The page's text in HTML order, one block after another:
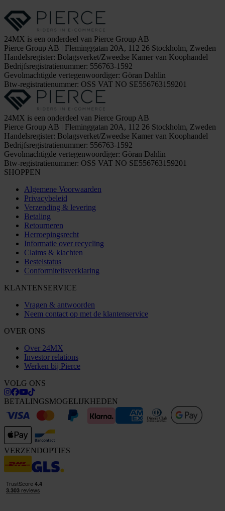
24MX is een onderdeel van Pierce Group AB
Pierce Group AB | Fleminggatan 20A, 112 26 Stockholm, Zweden
Handelsregister: Bolagsverket/Zweedse Kamer van Koophandel
Bedrijfsregistratienummer: 556763-1592
Gevolmachtigde vertegenwoordiger: Göran Dahlin
Btw-registratienummer: OSS VAT NO SE556763159201
24MX is een onderdeel van Pierce Group AB
Pierce Group AB | Fleminggatan 20A, 112 26 Stockholm, Zweden
Handelsregister: Bolagsverket/Zweedse Kamer van Koophandel
Bedrijfsregistratienummer: 556763-1592
Gevolmachtigde vertegenwoordiger: Göran Dahlin
Btw-registratienummer: OSS VAT NO SE556763159201
SHOPPEN
Algemene Voorwaarden
Privacybeleid
Verzending & levering
Betaling
Retourneren
Herroepingsrecht
Informatie over recycling
Claims & klachten
Bestelstatus
Conformiteitsverklaring
KLANTENSERVICE
Vragen & antwoorden
Neem contact op met de klantenservice
OVER ONS
Over 24MX
Investor relations
Werken bij Pierce
VOLG ONS
BETALINGSMOGELIJKHEDEN
VERZENDOPTIES